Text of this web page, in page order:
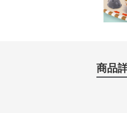
商品